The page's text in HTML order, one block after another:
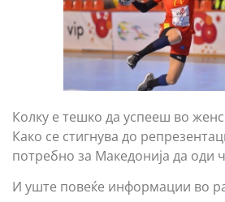
Колку е тешко да успееш во
Како се стигнува до
потребно за Македонија да оди
И уште повеќе информации во